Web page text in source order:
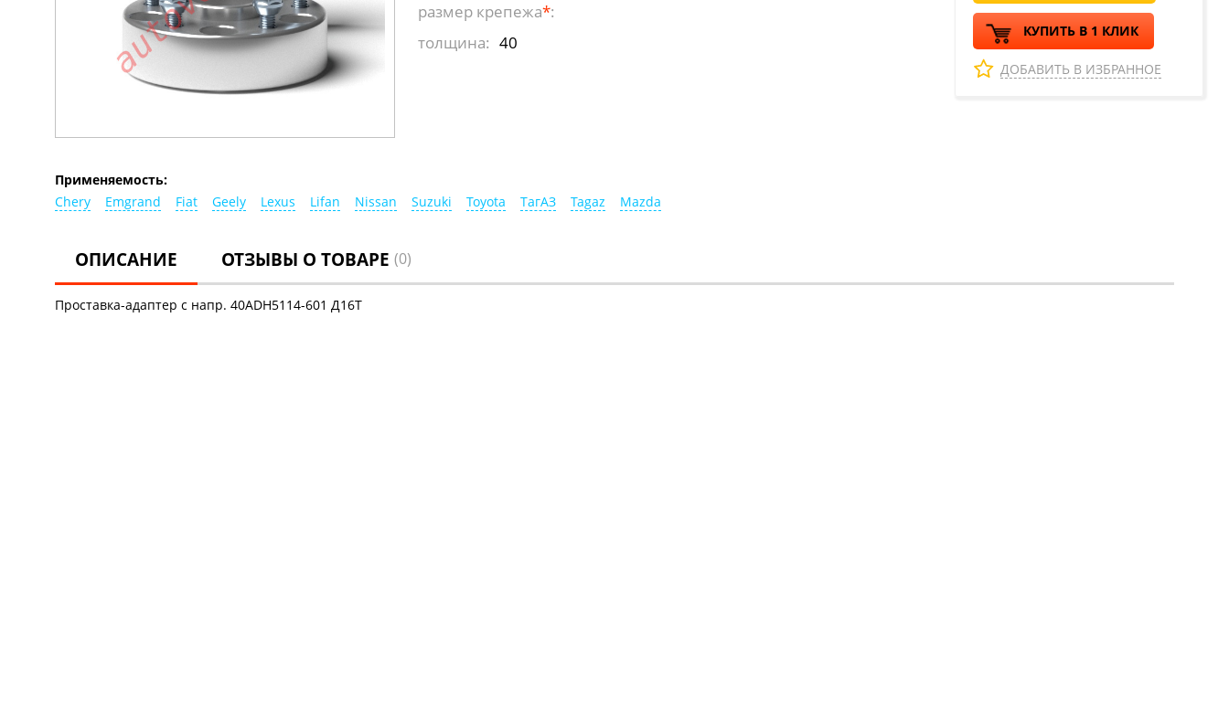
размер крепежа*:
толщина: 40
Применяемость:
Chery
Emgrand Fiat Geely Lexus Lifan Nissan Suzuki Toyota ТагАЗ Tagaz Mazda
КУПИТЬ В 1 КЛИК
ДОБАВИТЬ В ИЗБРАННОЕ
ОПИСАНИЕ ОТЗЫВЫ О ТОВАРЕ (0)
Проставка-адаптер с напр. 40ADH5114-601 Д16Т